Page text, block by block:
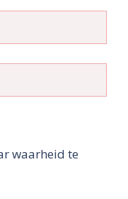
waarheid te